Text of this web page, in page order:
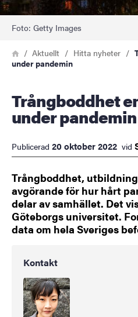
Foto: Getty Images
Länkstig
HemAktuellt Hitta nyheter
under pandemin
Trångboddhet en vattendelare
under pandemin
Publicerad 20 oktober 2022 vid
Trångboddhet,
avgörande för hur hårt
delar av samhället. Det
Göteborgs universitet.
data om hela Sveriges
Kontakt